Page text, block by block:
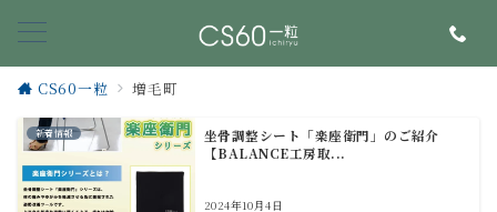
CS60一粒 増毛町
新着情報
坐骨調整シート「楽座衛門」のご紹介
【BALANCE工房取...
2024年10月4日